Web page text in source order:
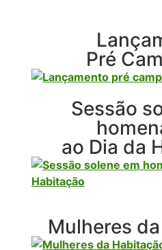
Pré
Sessão
ao Dia da
Mulheres